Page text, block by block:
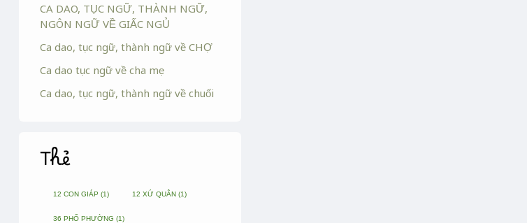
CA DAO, TỤC NGỮ, THÀNH NGỮ,
NGÔN NGỮ VỀ GIẤC NGỦ
Ca dao, tục ngữ, thành ngữ về CHỢ
Ca dao tục ngữ về cha mẹ
Ca dao, tục ngữ, thành ngữ về chuối
Thẻ
12 CON GIÁP (1) 12 XỨ QUÂN (1)
36 PHỐ PHƯỜNG (1)